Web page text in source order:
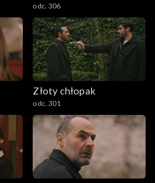
odc. 306
Złoty chłopak
odc. 301